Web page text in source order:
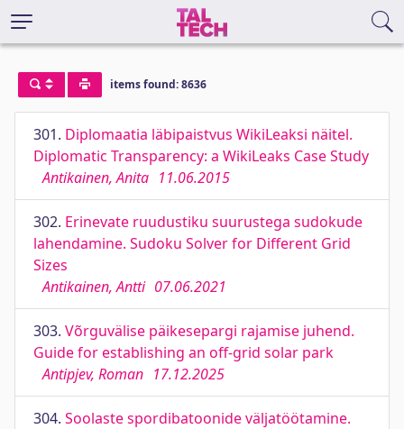
items found: 8636
301. Diplomaatia läbipaistvus WikiLeaksi näitel.
Diplomatic Transparency: a WikiLeaks Case Study
Antikainen, Anita 11.06.2015
302. Erinevate ruudustiku suurustega sudokude
lahendamine. Sudoku Solver for Different Grid
Sizes
Antikainen, Antti 07.06.2021
303. Võrguvälise päikesepargi rajamise juhend.
Guide for establishing an off-grid solar park
Antipjev, Roman 17.12.2025
304. Soolaste spordibatoonide väljatöötamine.